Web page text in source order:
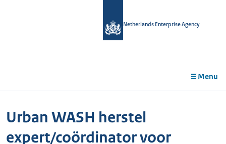
Netherlands Enterprise Agency
Menu
Urban WASH herstel
expert/coördinator voor